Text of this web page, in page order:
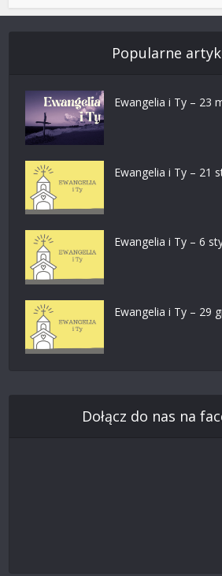
Popularne
Ewangelia i Ty – 23
Ewangelia i Ty – 21
Ewangelia i Ty – 6
Ewangelia i Ty – 29
Dołącz do nas na